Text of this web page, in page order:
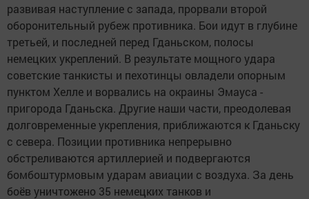
развивая наступление с запада, прорвали второй
оборонительный рубеж противника. Бои идут в глубине
третьей, и последней перед Гданьском, полосы
немецких укреплений. В результате мощного удара
советские танкисты и пехотинцы овладели опорным
пунктом Хелле и ворвались на окраины Эмауса -
пригорода Гданьска. Другие наши части, преодолевая
долговременные укрепления, приближаются к Гданьску
с севера. Позиции противника непрерывно
обстреливаются артиллерией и подвергаются
бомбоштурмовым ударам авиации с воздуха. За день
боёв уничтожено 35 немецких танков и